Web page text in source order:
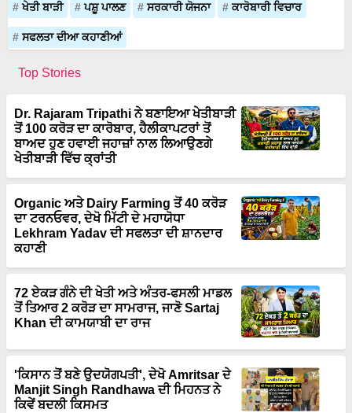
ਖੇਤੀ ਬਾੜੀ ਪਸ਼ੂ ਪਾਲਣ ਸਰਕਾਰੀ ਯੋਜਨਾ ਕਾਰੋਬਾਰੀ ਵਿਚਾਰ
ਸਫਲਤਾ ਦੀਆ ਕਹਾਣੀਆਂ
Top Stories
Dr. Rajaram Tripathi ਨੇ ਬਣਾਇਆ ਖੇਤੀਬਾੜੀ
ਤੋਂ 100 ਕਰੋੜ ਦਾ ਕਾਰੋਬਾਰ, ਹੈਲੀਕਾਪਟਰਾਂ ਤੋਂ
ਬਾਅਦ ਹੁਣ ਹਵਾਈ ਜਹਾਜ਼ਾਂ ਨਾਲ ਲਿਆਉਣਗੇ
ਖੇਤੀਬਾੜੀ ਵਿੱਚ ਕ੍ਰਾਂਤੀ
Organic ਅਤੇ Dairy Farming ਤੋਂ 40 ਕਰੋੜ
ਦਾ ਟਰਨਓਵਰ, ਦੇਖੋ ਮਿੱਟੀ ਦੇ ਮਹਾਯੋਧਾ
Lekhram Yadav ਦੀ ਸਫਲਤਾ ਦੀ ਸ਼ਾਨਦਾਰ
ਕਹਾਣੀ
72 ਏਕੜ ਗੰਨੇ ਦੀ ਖੇਤੀ ਅਤੇ ਅੰਤਰ-ਫਸਲੀ ਮਾਡਲ
ਤੋਂ ਤਿਆਰ 2 ਕਰੋੜ ਦਾ ਸਾਮਰਾਜ, ਜਾਣੋ Sartaj
Khan ਦੀ ਕਾਮਯਾਬੀ ਦਾ ਰਾਜ
'ਕਿਸਾਨ ਤੋਂ ਬਣੇ ਉਦਯੋਗਪਤੀ', ਦੇਖੋ Amritsar ਦੇ
Manjit Singh Randhawa ਦੀ ਮਿਹਨਤ ਨੇ
ਕਿਵੇਂ ਬਦਲੀ ਕਿਸਮਤ